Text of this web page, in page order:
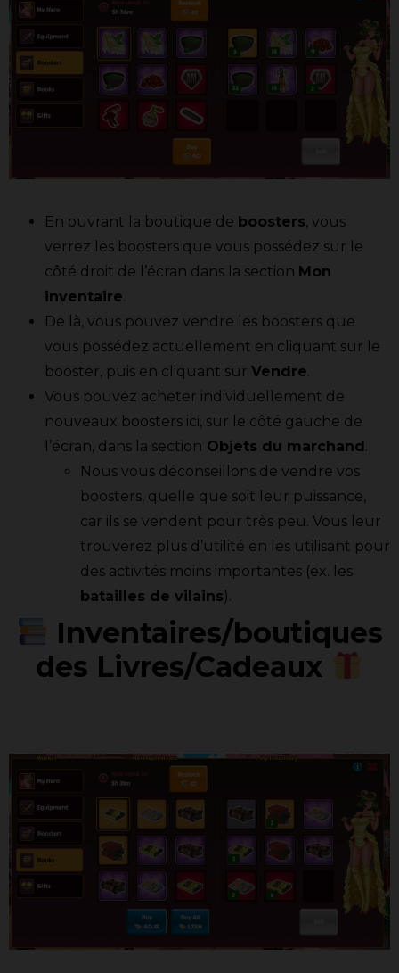
En ouvrant la boutique de boosters, vous
verrez les boosters que vous possédez sur le
côté droit de l’écran dans la section Mon
inventaire.
De là, vous pouvez vendre les boosters que
vous possédez actuellement en cliquant sur le
booster, puis en cliquant sur Vendre.
Vous pouvez acheter individuellement de
nouveaux boosters ici, sur le côté gauche de
l’écran, dans la section Objets du marchand.
Nous vous déconseillons de vendre vos
boosters, quelle que soit leur puissance,
car ils se vendent pour très peu. Vous leur
trouverez plus d’utilité en les utilisant pour
des activités moins importantes (ex. les
batailles de vilains).
Inventaires/boutiques
des Livres/Cadeaux